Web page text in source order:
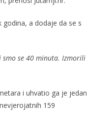
a dodaje da se s
smo se 40 minuta. Izmorili
i uhvatio ga je jedan
159